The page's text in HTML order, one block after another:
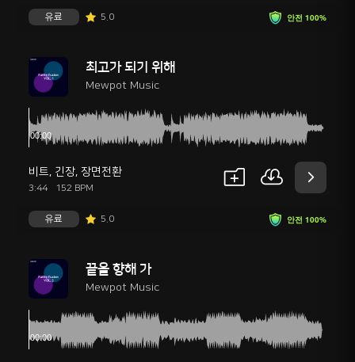
안전 100%
유료 5.0
최고가 되기 위해
Mewpot Music
비트, 긴장, 장면전환
3:44 152 BPM
안전 100%
유료 5.0
끝을 향해 가
Mewpot Music